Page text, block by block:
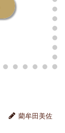
藺牟田美佐